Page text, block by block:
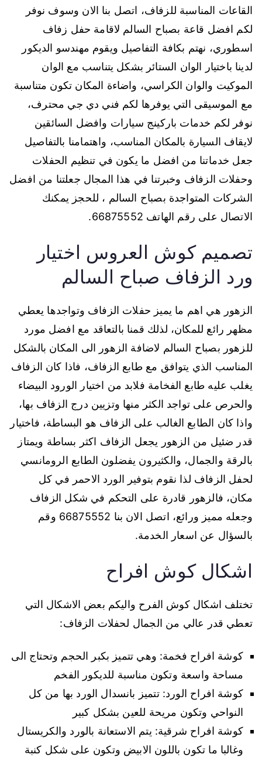
القاعات المناسبة للزفاف، اتصل بنا الان وسوف نوفر
لكم افضل قاعة بصباح السالم لاقامة حفل زفاف
اسطوري، نهتم بكافة التفاصيل ويقوم مهندسو الديكور
لدينا باختيار الوان الستائر بشكل يتناسب مع الوان
الموكيت والوان الكراسي، واضاءة المكان تكون متناسبة
مع الموسيقى التي يوفرها لكم فني دي جي محترف،
نوفر لكم خدمات باركينج سيارات وافضل السائقين
لايقاف السيارة بالمكان المناسب، واهتمامنا بالتفاصيل
جعل خدماتنا من افضل ما يكون في تنظيم الحفلات
وحفلات الزفاف وخبرتنا في هذا المجال جعلتنا من افضل
الشركات المتواجدة بصباح السالم ، للحجز يمكنك
الاتصال على رقم الهاتف 66875552.
تصميم كوش العروس اختيار
ورد الزفاف صباح السالم
الزهور هي اهم ما يميز حفلات الزفاف وتواجدها يعطي
مظهر رائع للمكان، لذلك قمنا بالتعاقد مع افضل مورد
للزهور بصباح السالم لاضافة الزهور الى المكان بالشكل
المناسب الذي يتوافق مع طابع الزفاف، فاذا كان الزفاف
يغلب عليه طابع الفخامة فلابد من اختيار الورود البيضاء
والحرص على تواجد الكثر منها وتزيين درج الزفاف بها،
واذا كان الطابع الغالب على الزفاف هو البساطة، فاختيار
قدر ضئيل من الزهور يجعل الزفاف اكثر بساطة ويمتاز
بالرقة والجمال، والكثيرون يفضلون الطابع الرومانسي
لحفل الزفاف لذا نقوم بتوفير الورد الاحمر في كل
مكان، فالزهور قادرة على التحكم في شكل الزفاف
وجعله مميز ورائع، اتصل الان بنا 66875552 وقم
بالسؤال عن اسعار الخدمة.
اشكال كوش افراح
تختلف اشكال كوش الفرح واليكم بعض الاشكال التي
تعطي قدر عالي من الجمال لحفلات الزفاف:
كوشة افراح فخمة: وهي تتميز بكبر الحجم وتحتاج الى
مساحة واسعة وتكون مناسبة للديكور الفخم
كوشة افراح الورد: تتميز بانسدال الورد بها من كل
النواحي وتكون مريحة للعين بشكل كبير
كوشة افراح شرقية: يتم الاستعانة بالورد والكريستال
وغالبا ما تكون باللون الابيض وتكون على شكل كنبة